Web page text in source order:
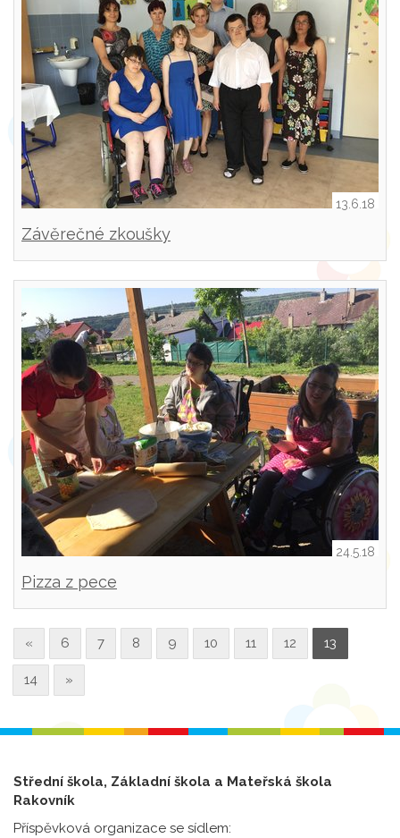
13.6.18
Závěrečné zkoušky
24.5.18
Pizza z pece
« 6 7 8 9 10 11 12 13
14 »
Střední škola, Základní škola a Mateřská škola
Rakovník
Příspěvková organizace se sídlem: